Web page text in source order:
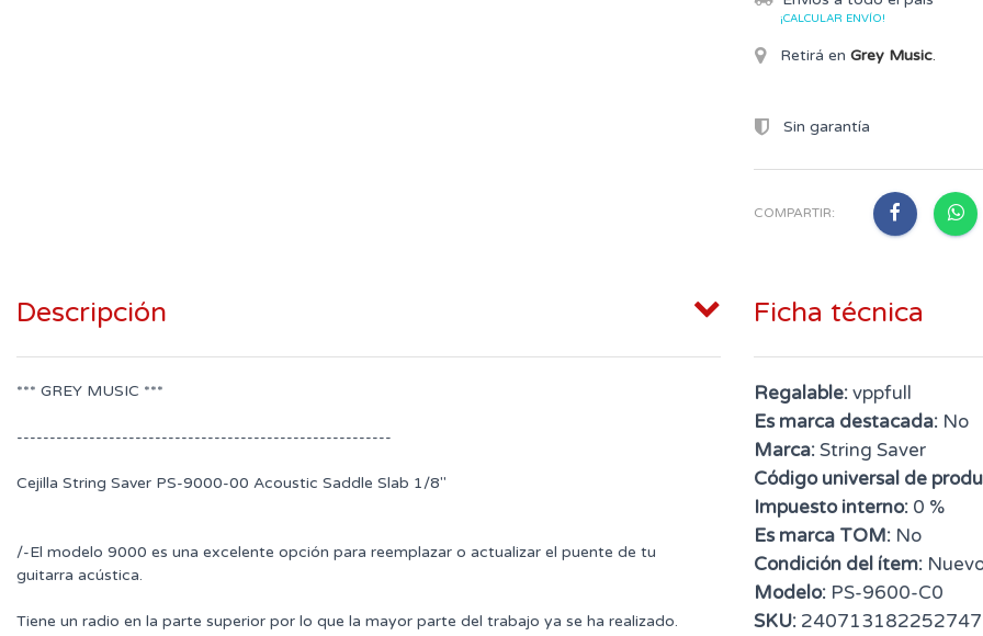
¡CALCULAR ENVÍO!
Retirá en Grey Music.
Sin garantía
COMPARTIR:
Descripción
*** GREY MUSIC ***
---------------------------------------------------------
Cejilla String Saver PS-9000-00 Acoustic Saddle Slab 1/8"
/-El modelo 9000 es una excelente opción para reemplazar o actualizar el puente de tu
guitarra acústica.
Tiene un radio en la parte superior por lo que la mayor parte del trabajo ya se ha realizado.
Ficha técnica
Regalable:vppfull
Es marca destacada: No
Marca:String Saver
Código universal de
Impuesto interno: 0 %
Es marca TOM: No
Condición del ítem:
Modelo: PS-9600-C0
SKU: